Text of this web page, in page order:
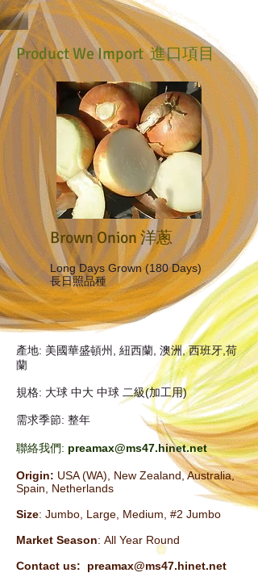
Product We Import 進口項目
Brown Onion 洋蔥
Long Days Grown (180 Days)
長日照品種
產地: 美國華盛頓州, 紐西蘭, 澳洲, 西班牙,荷
蘭
規格: 大球 中大 中球 二級(加工用)
需求季節: 整年
聯絡我們: preamax@ms47.hinet.net
Origin: USA (WA), New Zealand, Australia,
Spain, Netherlands
Size: Jumbo, Large, Medium, #2 Jumbo
Market Season: All Year Round
Contact us:
preamax@ms47.hinet.net